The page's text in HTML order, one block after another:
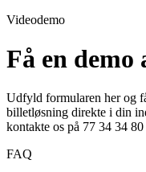
Videodemo
Få en
Udfyld formularen her og
billetløsning direkte i din
kontakte os på 77 34 34
FAQ